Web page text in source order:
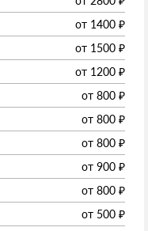
от 1400 ₽
от 1500 ₽
от 1200 ₽
от 800 ₽
от 800 ₽
от 800 ₽
от 900 ₽
от 800 ₽
от 500 ₽